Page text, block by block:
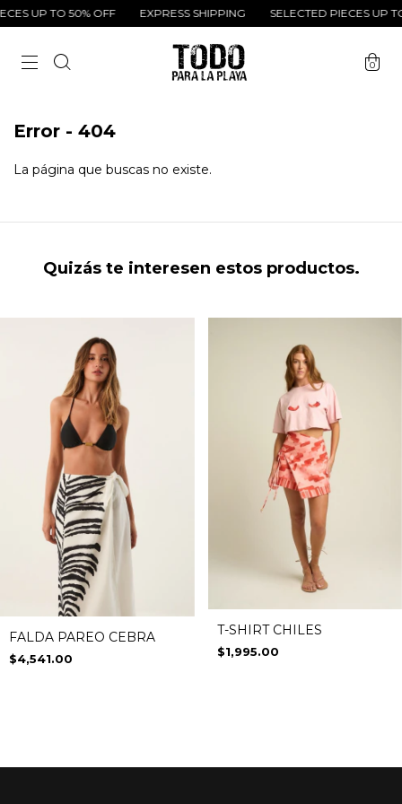
UP TO 50% OFF EXPRESS SHIPPING SELECTED PIECES UP
0
Error - 404
La página que buscas no existe.
Quizás te interesen estos productos.
FALDA PAREO CEBRA
$4,541.00
T-SHIRT CHILES
$1,995.00